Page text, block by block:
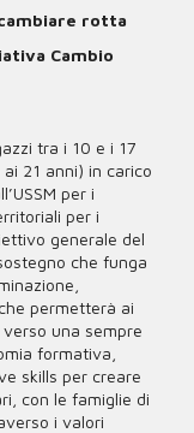
rotta
Cambio
tra i 10 e i 17
21 anni) in carico
per i
per i
generale del
che funga
permetterà ai
una sempre
formativa,
skills per creare
con le famiglie di
i valori